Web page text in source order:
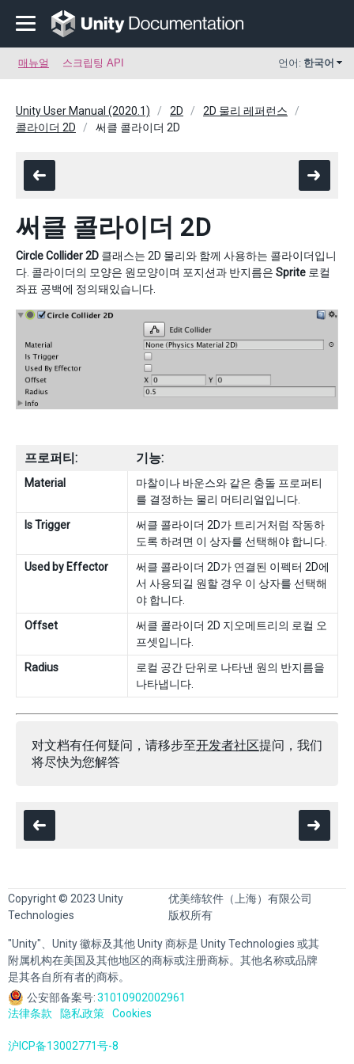
매뉴얼 스크립팅 API 언어: 한국어
Unity User Manual (2020.1) 2D
2D 물리 레퍼런스
콜라이더 2D
써클 콜라이더 2D
써클 콜라이더 2D
Circle Collider 2D 클래스는 2D 물리와 함께 사용하는 콜라이더입니
다. 콜라이더의 모양은 원모양이며 포지션과 반지름은 Sprite 로컬
좌표 공백에 정의돼있습니다.
프로퍼티: 기능:
Material
마찰이나 바운스와 같은 충돌 프로퍼티
를 결정하는 물리 머티리얼입니다.
Is Trigger
써클 콜라이더 2D가 트리거처럼 작동하
도록 하려면 이 상자를 선택해야 합니다.
Used by Effector
써클 콜라이더 2D가 연결된 이펙터 2D에
서 사용되길 원할 경우 이 상자를 선택해
야 합니다.
Offset
써클 콜라이더 2D 지오메트리의 로컬 오
프셋입니다.
Radius
로컬 공간 단위로 나타낸 원의 반지름을
나타냅니다.
对文档有任何疑问，请移步至开发者社区提问，我们
将尽快为您解答
Copyright © 2023 Unity
Technologies
优美缔软件（上海）有限公司
版权所有
"Unity"、Unity 徽标及其他 Unity 商标是 Unity Technologies 或其
附属机构在美国及其他地区的商标或注册商标。其他名称或品牌
是其各自所有者的商标。
公安部备案号:31010902002961
法律条款
隐私政策 Cookies
沪ICP备13002771号-8